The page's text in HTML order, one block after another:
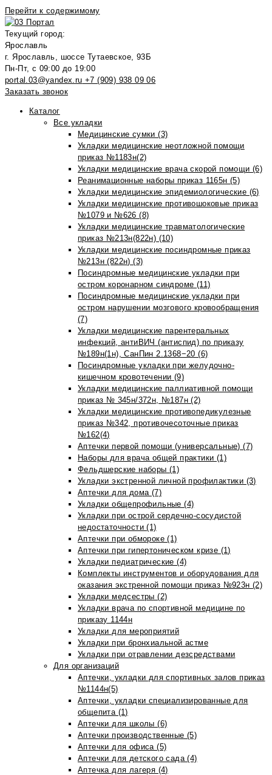
Перейти к содержимому
Текущий город:
Ярославль
г. Ярославль, шоссе Тутаевское, 93Б
Пн-Пт, с 09:00 до 19:00
portal.03@yandex.ru +7 (909) 938 09 06
Заказать звонок
Каталог
Все укладки
Медицинские сумки (3)
Укладки медицинские неотложной помощи
приказ №1183н(2)
Укладки медицинские врача скорой помощи (6)
Реанимационные наборы приказ 1165н (5)
Укладки медицинские эпидемиологические (6)
Укладки медицинские противошоковые приказ
№1079 и №626 (8)
Укладки медицинские травматологические
приказ №213н(822н) (10)
Укладки медицинские посиндромные приказ
№213н (822н) (3)
Посиндромные медицинские укладки при
остром коронарном синдроме (11)
Посиндромные медицинские укладки при
остром нарушении мозгового кровообращения
(7)
Укладки медицинские парентеральных
инфекций, антиВИЧ (антиспид) по приказу
№189н(1н), СанПин 2.1368−20 (6)
Посиндромные укладки при желудочно-
кишечном кровотечении (9)
Укладки медицинские паллиативной помощи
приказ № 345н/372н, №187н (2)
Укладки медицинские противопедикулезные
приказ №342, противочесоточные приказ
№162(4)
Аптечки первой помощи (универсальные) (7)
Наборы для врача общей практики (1)
Фельдшерские наборы (1)
Укладки экстренной личной профилактики (3)
Аптечки для дома (7)
Укладки общепрофильные (4)
Укладки при острой сердечно-сосудистой
недостаточности (1)
Аптечки при обмороке (1)
Аптечки при гипертоническом кризе (1)
Укладки педиатрические (4)
Комплекты инструментов и оборудования для
оказания экстренной помощи приказ №923н (2)
Укладки медсестры (2)
Укладки врача по спортивной медицине по
приказу 1144н
Укладки для мероприятий
Укладки при бронхиальной астме
Укладки при отравлении дезсредствами
Для организаций
Аптечки, укладки для спортивных залов приказ
№1144н(5)
Аптечки, укладки специализированные для
общепита (1)
Аптечки для школы (6)
Аптечки производственные (5)
Аптечки для офиса (5)
Аптечки для детского сада (4)
Аптечка для лагеря (4)